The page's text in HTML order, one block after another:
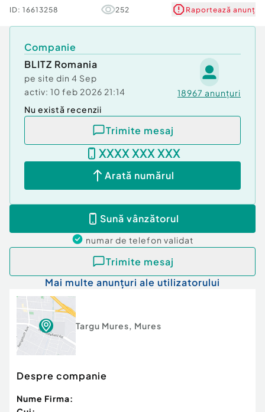
ID: 16613258 252 Raportează anunț
Companie
BLITZ Romania
pe site din 4 Sep
activ: 10 feb 2026 21:14 18967 anunțuri
Nu există recenzii
Trimite mesaj
XXXX XXX XXX
Arată numărul
Sună vânzătorul
numar de telefon validat
Trimite mesaj
Mai multe anunțuri ale utilizatorului
Targu Mures, Mures
Despre companie
Nume Firma: